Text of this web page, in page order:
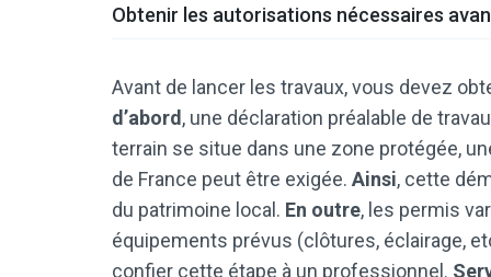
Obtenir les autorisations nécessaires
Avant de lancer les travaux, vous devez
d’abord, une déclaration préalable de
terrain se situe dans une zone protégée,
de France peut être exigée. Ainsi, cette
du patrimoine local. En outre, les permis
équipements prévus (clôtures, éclairage,
confier cette étape à un professionnel.